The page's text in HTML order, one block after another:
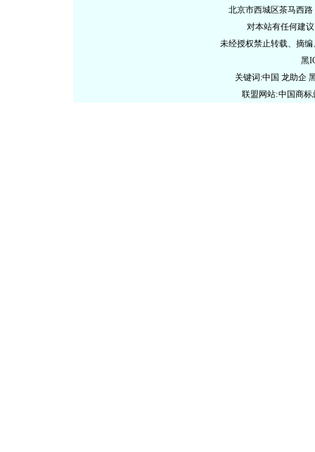
北京市西城区茶马西
对本站有任何建
未经授权禁止转载、摘
黑
关键词:中国 龙助企
联盟网站:中国商标